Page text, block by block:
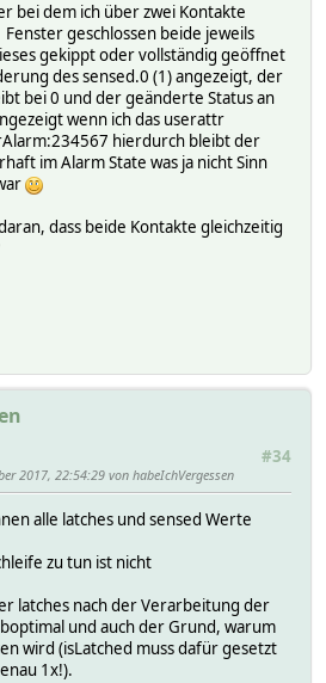
bei dem ich über zwei Kontakte
geschlossen beide jeweils
gekippt oder vollständig geöffnet
des sensed.0 (1) angezeigt, der
bei 0 und der geänderte Status an
wenn ich das userattr
hierdurch bleibt der
im Alarm State was ja nicht Sinn
dass beide Kontakte gleichzeitig
#34
2017, 22:54:29 von habeIchVergessen
alle latches und sensed Werte
zu tun ist nicht
latches nach der Verarbeitung der
und auch der Grund, warum
wird (isLatched muss dafür gesetzt
1x!).